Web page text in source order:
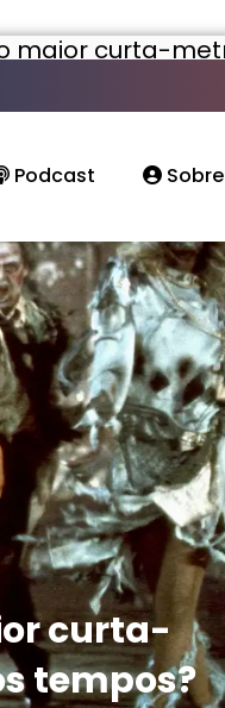
Podcast
o maior curta-
curta-
tempos?